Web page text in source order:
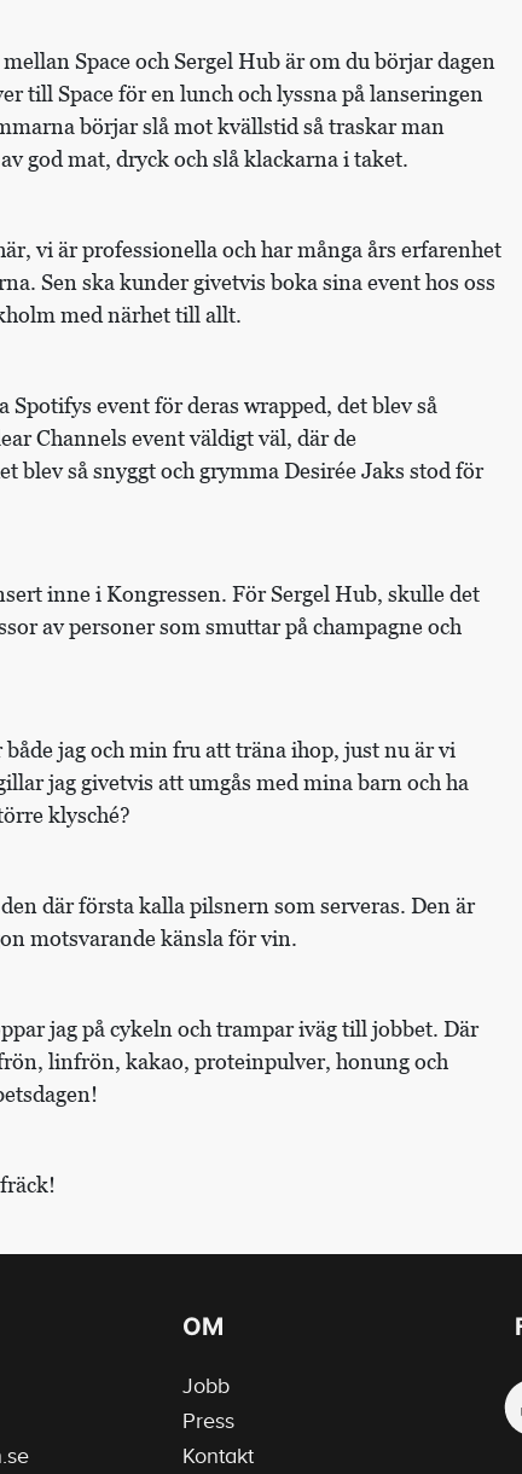
Space och Sergel Hub är om du börjar dagen
till Space för en lunch och lyssna på lanseringen
börjar slå mot kvällstid så traskar man
god mat, dryck och slå klackarna i taket.
vi är professionella och har många års erfarenhet
Sen ska kunder givetvis boka sina event hos oss
med närhet till allt.
event för deras wrapped, det blev så
Channels event väldigt väl, där de
blev så snyggt och grymma Desirée Jaks stod för
inne i Kongressen. För Sergel Hub, skulle det
av personer som smuttar på champagne och
jag och min fru att träna ihop, just nu är vi
jag givetvis att umgås med mina barn och ha
klysché?
där första kalla pilsnern som serveras. Den är
motsvarande känsla för vin.
jag på cykeln och trampar iväg till jobbet. Där
linfrön, kakao, proteinpulver, honung och
OM
Jobb
Press
Kontakt